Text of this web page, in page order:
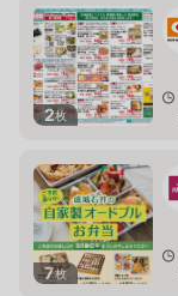
2枚
7枚